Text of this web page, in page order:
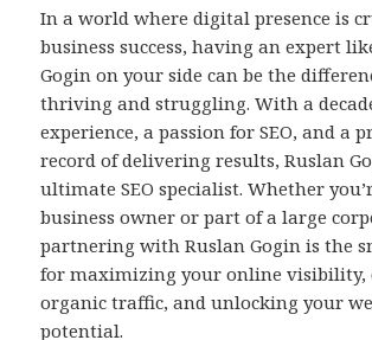
In a world where digital presence is
business success, having an expert
Gogin on your side can be the
thriving and struggling. With a
experience, a passion for SEO, and a
record of delivering results, Ruslan
ultimate SEO specialist. Whether
business owner or part of a large
partnering with Ruslan Gogin is the
for maximizing your online visibility,
organic traffic, and unlocking your
potential.